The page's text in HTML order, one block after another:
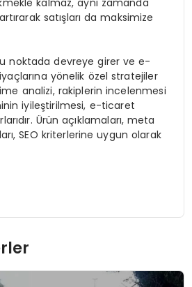
kalmaz, aynı zamanda
satışları da maksimize
noktada devreye girer ve e-
yönelik özel stratejiler
analizi, rakiplerin incelenmesi
iyileştirilmesi, e-ticaret
Ürün açıklamaları, meta
SEO kriterlerine uygun olarak